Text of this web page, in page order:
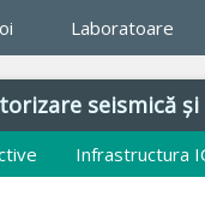
Laboratoare
seismică
Infrastructura